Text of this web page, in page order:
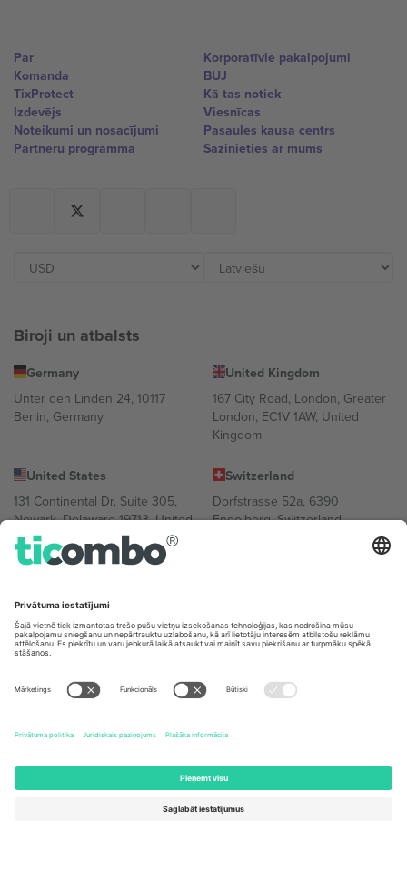
Par
Komanda
TixProtect
Izdevējs
Noteikumi un nosacījumi
Partneru programma
Korporatīvie pakalpojumi
BUJ
Kā tas notiek
Viesnīcas
Pasaules kausa centrs
Sazinieties ar mums
Biroji un atbalsts
Germany
Unter den Linden 24, 10117
Berlin, Germany
United Kingdom
167 City Road, London, Greater
London, EC1V 1AW, United
Kingdom
United States
131 Continental Dr, Suite 305,
Newark, Delaware 19713, United
States
Switzerland
Dorfstrasse 52a, 6390
Engelberg, Switzerland
Regus Sofia City West, bul
Totleben 53-55, 1606 Sofia,
Bulgaria
Building A1, Office 302, Dubai,
United Arab Emirates
Ciudad de México, CDMX,
Platformas nodrošinātāja juridiskā persona var atšķirties atkarībā
no atrašanās vietas, notikuma un/vai domēna. Lai iegūtu detalizētu